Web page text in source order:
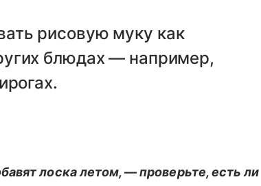
рисовую муку как
блюдах — например,
лоска летом, — проверьте, есть ли